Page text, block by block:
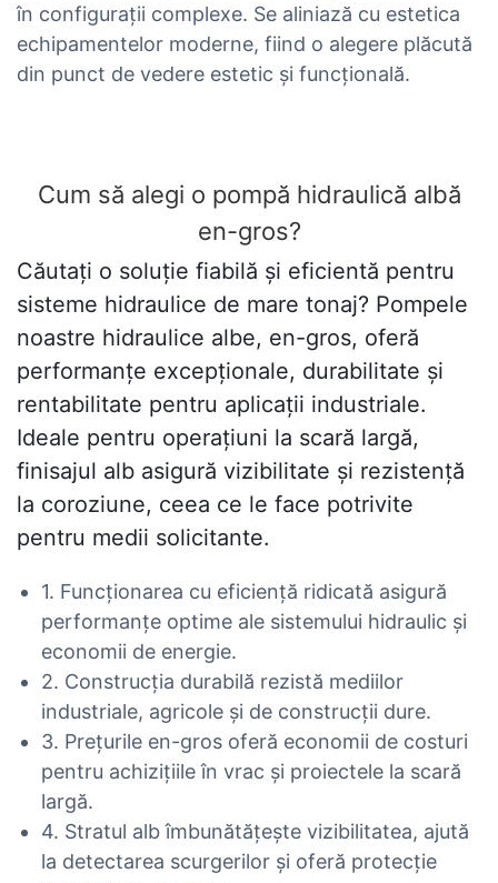
în configurații complexe. Se aliniază cu estetica
echipamentelor moderne, fiind o alegere plăcută
din punct de vedere estetic și funcțională.
Cum să alegi o pompă hidraulică albă
en-gros?
Căutați o soluție fiabilă și eficientă pentru
sisteme hidraulice de mare tonaj? Pompele
noastre hidraulice albe, en-gros, oferă
performanțe excepționale, durabilitate și
rentabilitate pentru aplicații industriale.
Ideale pentru operațiuni la scară largă,
finisajul alb asigură vizibilitate și rezistență
la coroziune, ceea ce le face potrivite
pentru medii solicitante.
1. Funcționarea cu eficiență ridicată asigură
performanțe optime ale sistemului hidraulic și
economii de energie.
2. Construcția durabilă rezistă mediilor
industriale, agricole și de construcții dure.
3. Prețurile en-gros oferă economii de costuri
pentru achizițiile în vrac și proiectele la scară
largă.
4. Stratul alb îmbunătățește vizibilitatea, ajută
la detectarea scurgerilor și oferă protecție